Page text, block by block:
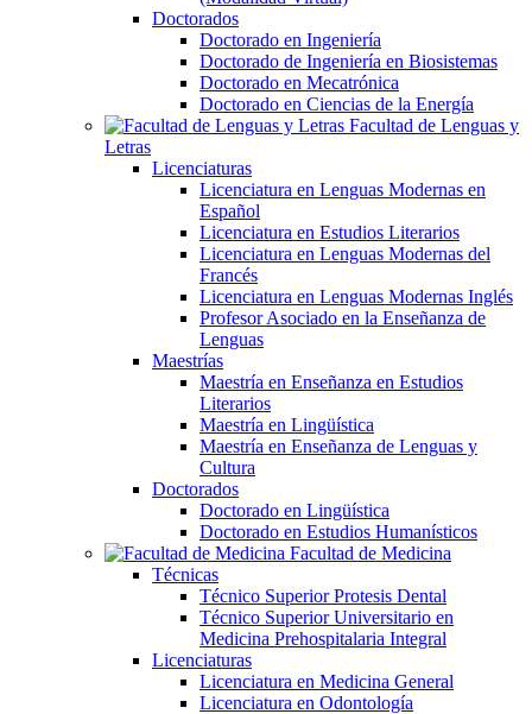
Doctorados
Doctorado en Ingeniería
Doctorado de Ingeniería en Biosistemas
Doctorado en Mecatrónica
Doctorado en Ciencias de la Energía
Facultad de Lenguas y
Letras
Licenciaturas
Licenciatura en Lenguas Modernas en
Español
Licenciatura en Estudios Literarios
Licenciatura en Lenguas Modernas del
Francés
Licenciatura en Lenguas Modernas Inglés
Profesor Asociado en la Enseñanza de
Lenguas
Maestrías
Maestría en Enseñanza en Estudios
Literarios
Maestría en Lingüística
Maestría en Enseñanza de Lenguas y
Cultura
Doctorados
Doctorado en Lingüística
Doctorado en Estudios Humanísticos
Facultad de Medicina
Técnicas
Técnico Superior Protesis Dental
Técnico Superior Universitario en
Medicina Prehospitalaria Integral
Licenciaturas
Licenciatura en Medicina General
Licenciatura en Odontología